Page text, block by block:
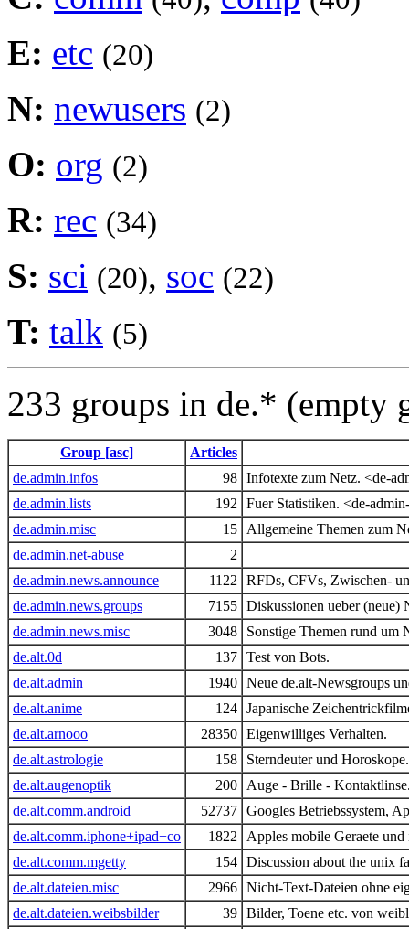
E: etc (20)
N: newusers (2)
O: org (2)
R: rec (34)
S: sci (20), soc (22)
T: talk (5)
233 groups in de.* (empty
Group [asc]
Articles
de.admin.infos
98 Infotexte zum Netz. <de-
de.admin.lists
192
Fuer Statistiken. <de-
de.admin.misc
15
Allgemeine Themen zum
de.admin.net-abuse
2
de.admin.news.announce
1122
RFDs, CFVs, Zwischen-
de.admin.news.groups
7155 Diskussionen ueber (neue)
de.admin.news.misc
3048
Sonstige Themen rund um
de.alt.0d
137 Test von Bots.
de.alt.admin
1940 Neue de.alt-Newsgroups
de.alt.anime
124 Japanische
de.alt.arnooo
28350 Eigenwilliges Verhalten.
de.alt.astrologie
158
Sterndeuter und Horoskope.
de.alt.augenoptik
200
Auge - Brille -
de.alt.comm.android
52737 Googles Betriebssystem,
de.alt.comm.iphone+ipad+co
1822
Apples mobile Geraete
de.alt.comm.mgetty
154 Discussion about the unix
de.alt.dateien.misc
2966 Nicht-Text-Dateien ohne
de.alt.dateien.weibsbilder
39 Bilder, Toene etc. von